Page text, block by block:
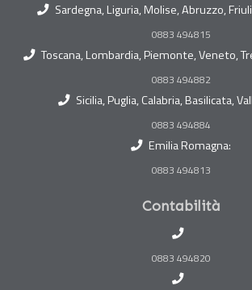
Sardegna, Liguria, Molise, Abruzzo,
0883 494815
Toscana, Lombardia, Piemonte, Veneto,
0883 494882
Sicilia, Puglia, Calabria, Basilicata,
0883 494884
Emilia Romagna:
0883 494813
Contabilità
0883 494820